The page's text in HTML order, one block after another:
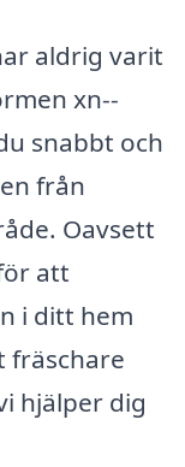
aldrig varit
xn--
snabbt och
från
Oavsett
att
i ditt hem
fräschare
hjälper dig